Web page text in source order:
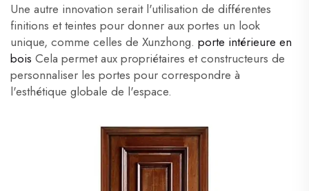
Une autre innovation serait l'utilisation de différentes
finitions et teintes pour donner aux portes un look
unique, comme celles de Xunzhong. porte intérieure en
bois Cela permet aux propriétaires et constructeurs de
personnaliser les portes pour correspondre à
l'esthétique globale de l'espace.